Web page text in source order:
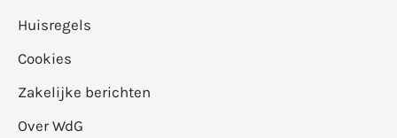
Huisregels
Cookies
Zakelijke berichten
Over WdG